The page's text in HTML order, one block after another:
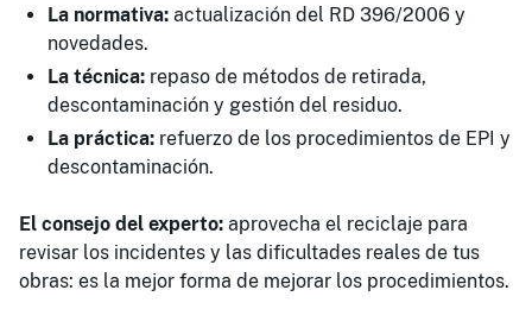
La normativa: actualización del RD 396/2006 y
novedades.
La técnica: repaso de métodos de retirada,
descontaminación y gestión del residuo.
La práctica: refuerzo de los procedimientos de EPI y
descontaminación.
El consejo del experto: aprovecha el reciclaje para
revisar los incidentes y las dificultades reales de tus
obras: es la mejor forma de mejorar los procedimientos.